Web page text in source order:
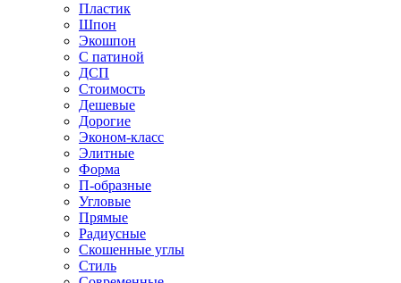
Пластик
Шпон
Экошпон
С патиной
ДСП
Стоимость
Дешевые
Дорогие
Эконом-класс
Элитные
Форма
П-образные
Угловые
Прямые
Радиусные
Скошенные углы
Стиль